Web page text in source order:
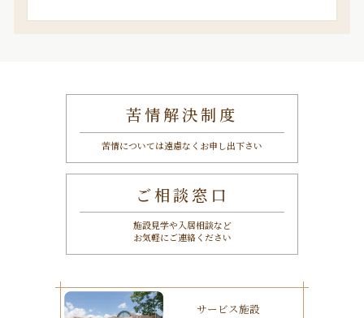
苦情解決制度
苦情については遠慮なくお申し出下さい
ご相談窓口
施設見学や入居相談など
お気軽にご連絡ください
サービス施設